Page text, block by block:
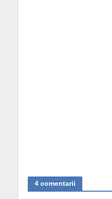
4 comentarii